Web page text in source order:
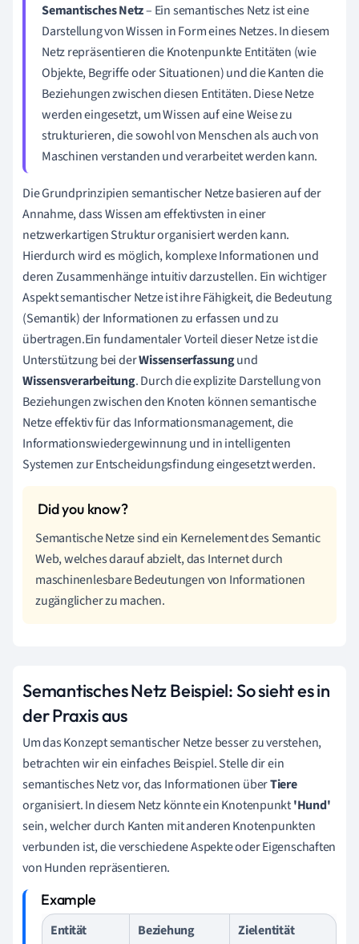
Semantisches Netz– Ein semantisches Netz ist eine
Darstellung von Wissen in Form eines Netzes. In diesem
Netz repräsentieren die Knotenpunkte Entitäten (wie
Objekte, Begriffe oder Situationen) und die Kanten die
Beziehungen zwischen diesen Entitäten. Diese Netze
werden eingesetzt, um Wissen auf eine Weise zu
strukturieren, die sowohl von Menschen als auch von
Maschinen verstanden und verarbeitet werden kann.
Die Grundprinzipien semantischer Netze basieren auf der
Annahme, dass Wissen am effektivsten in einer
netzwerkartigen Struktur organisiert werden kann.
Hierdurch wird es möglich, komplexe Informationen und
deren Zusammenhänge intuitiv darzustellen. Ein wichtiger
Aspekt semantischer Netze ist ihre Fähigkeit, die Bedeutung
(Semantik) der Informationen zu erfassen und zu
übertragen.Ein fundamentaler Vorteil dieser Netze ist die
Unterstützung bei derWissenserfassungund
Wissensverarbeitung. Durch die explizite Darstellung von
Beziehungen zwischen den Knoten können semantische
Netze effektiv für das Informationsmanagement, die
Informationswiedergewinnung und in intelligenten
Systemen zur Entscheidungsfindung eingesetzt werden.
Semantische Netze sind ein Kernelement des Semantic
Web, welches darauf abzielt, das Internet durch
maschinenlesbare Bedeutungen von Informationen
zugänglicher zu machen.
Semantisches Netz Beispiel: So sieht es in
der Praxis aus
Um das Konzept semantischer Netze besser zu verstehen,
betrachten wir ein einfaches Beispiel. Stelle dir ein
semantisches Netz vor, das Informationen überTiere
organisiert. In diesem Netz könnte ein Knotenpunkt'Hund'
sein, welcher durch Kanten mit anderen Knotenpunkten
verbunden ist, die verschiedene Aspekte oder Eigenschaften
von Hunden repräsentieren.
Entität
Beziehung
Zielentität